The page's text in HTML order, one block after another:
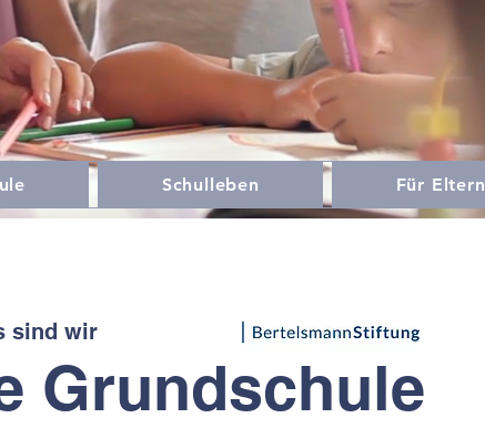
Schulleben Für Eltern
sind wir
Grundschule